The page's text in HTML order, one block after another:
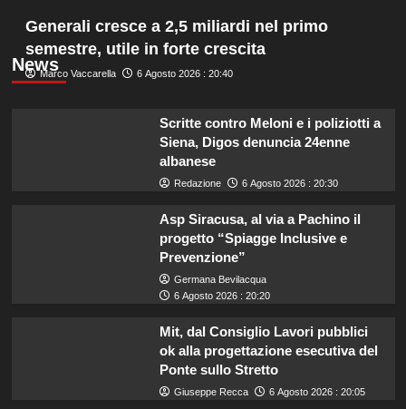
News
Generali cresce a 2,5 miliardi nel primo
semestre, utile in forte crescita
Marco Vaccarella 6 Agosto 2026 : 20:40
Scritte contro Meloni e i poliziotti a
Siena, Digos denuncia 24enne
albanese
Redazione 6 Agosto 2026 : 20:30
Asp Siracusa, al via a Pachino il
progetto “Spiagge Inclusive e
Prevenzione”
Germana Bevilacqua
6 Agosto 2026 : 20:20
Mit, dal Consiglio Lavori pubblici
ok alla progettazione esecutiva del
Ponte sullo Stretto
Giuseppe Recca 6 Agosto 2026 : 20:05